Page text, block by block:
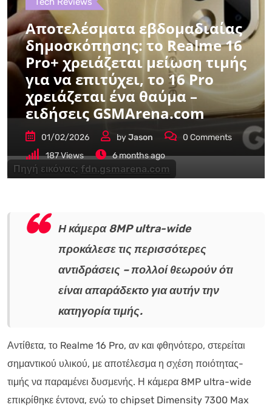
Πηγή εικόνας: fdn.gsmarena.com
Αποτελέσματα εβδομαδιαίας
δημοσκόπησης: το Realme 16
Pro+ χρειάζεται μείωση τιμής
για να επιτύχει, το 16 Pro
χρειάζεται ένα θαύμα –
ειδήσεις GSMArena.com
01/02/2026 byJason 0 Comments
187Views 6 months ago
Η κάμερα 8MP ultra-wide
προκάλεσε τις περισσότερες
αντιδράσεις – πολλοί θεωρούν ότι
είναι απαράδεκτο για αυτήν την
κατηγορία τιμής.
Αντίθετα, το Realme 16 Pro, αν και φθηνότερο, στερείται
σημαντικού υλικού, με αποτέλεσμα η σχέση ποιότητας-
τιμής να παραμένει δυσμενής. Η κάμερα 8MP ultra-wide
επικρίθηκε έντονα, ενώ το chipset Dimensity 7300 Max